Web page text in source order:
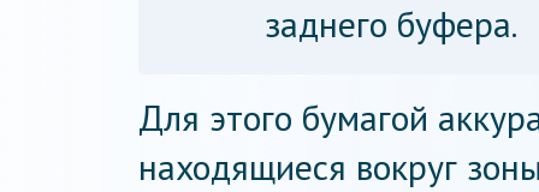
заднего буфера.
Для этого бумагой
находящиеся вокруг